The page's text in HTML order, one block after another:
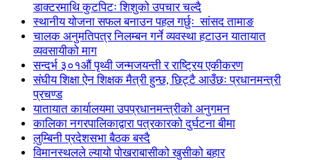
डाक्टरमाथि कुटपिटः शिशुको उपचार चल्दै
स्थानीय योजना सफल बनाउन पहल गर्छुः सांसद तामाङ
चालक अनुमतिपत्र निलम्बन गर्ने व्यवस्था हटाउन यातायात
व्यवसायीको माग
सन्दर्भ ३०१औं पृथ्वी जन्मजयन्ती र राष्ट्रिय एकीकरण
संघीय शिक्षा ऐन शिक्षक मैत्री हुन्छ, छिट्टै आउँछः प्रधानमन्त्री
प्रचण्ड
यातायात कार्यालयमा उपप्रधानमन्त्रीको अनुगमन
कालिका नगरपालिकाद्वारा पत्रकारको दुर्घटना बीमा
लुम्बिनी प्रदेशसभा बैठक बस्दै
विमानस्थलले ल्यायो पोखराबासीको खुसीको बहार